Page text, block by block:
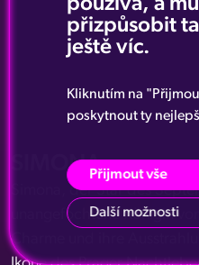
SIMONA
Simona, der Star des
unangefochtene Königin
Charme und ihre
přizpůsobit
ještě víc.
Kliknutím na
poskytnout ty
Přijmout vše
Další možnosti